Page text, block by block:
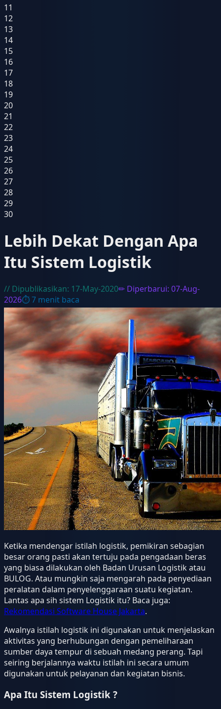
11
12
13
14
15
16
17
18
19
20
21
22
23
24
25
26
27
28
29
30
Lebih Dekat Dengan Apa
Itu Sistem Logistik
// Dipublikasikan: 17-May-2020✏ Diperbarui: 07-Aug-
2026⏱7 menit baca
Ketika mendengar istilah logistik, pemikiran sebagian
besar orang pasti akan tertuju pada pengadaan beras
yang biasa dilakukan oleh Badan Urusan Logistik atau
BULOG. Atau mungkin saja mengarah pada penyediaan
peralatan dalam penyelenggaraan suatu kegiatan.
Lantas apa sih sistem Logistik itu? Baca juga:
Rekomendasi Software House Jakarta.
Awalnya istilah logistik ini digunakan untuk menjelaskan
aktivitas yang berhubungan dengan pemeliharaan
sumber daya tempur di sebuah medang perang. Tapi
seiring berjalannya waktu istilah ini secara umum
digunakan untuk pelayanan dan kegiatan bisnis.
Apa Itu Sistem Logistik ?